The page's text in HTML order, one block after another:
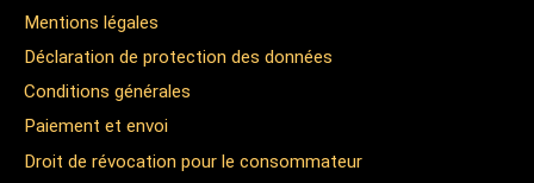
Mentions légales
Déclaration de protection des données
Conditions générales
Paiement et envoi
Droit de révocation pour le consommateur